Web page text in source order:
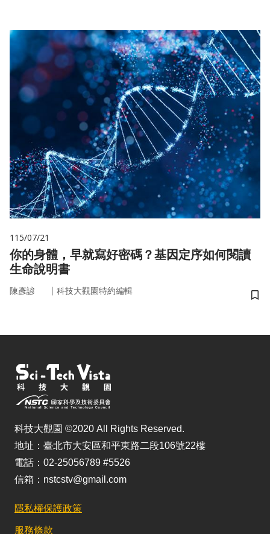
115/07/21
你的身體，早就寫好密碼？基因定序如何閱讀
生命說明書
陳彥諺 ｜ 科技大觀園特約編輯
儲
科技大觀園 ©2020 All Rights Reserved.
地址：臺北市大安區和平東路二段106號22樓
電話：02-25056789 #5526
信箱：nstcstv@gmail.com
隱私權保護政策
服務條款